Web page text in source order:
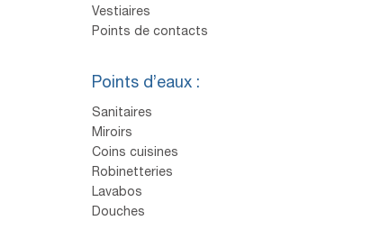
Vestiaires
Points de contacts
Points d’eaux :
Sanitaires
Miroirs
Coins cuisines
Robinetteries
Lavabos
Douches